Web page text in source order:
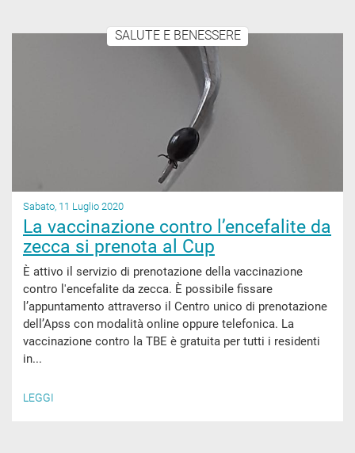
SALUTE E BENESSERE
Sabato, 11 Luglio 2020
La vaccinazione contro l’encefalite da
zecca si prenota al Cup
È attivo il servizio di prenotazione della vaccinazione
contro l'encefalite da zecca. È possibile fissare
l’appuntamento attraverso il Centro unico di prenotazione
dell’Apss con modalità online oppure telefonica. La
vaccinazione contro la TBE è gratuita per tutti i residenti
in...
LEGGI